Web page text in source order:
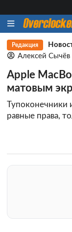
Редакция
Алексей Сычёв
Apple
матовым
Тупоконечники
равные права,